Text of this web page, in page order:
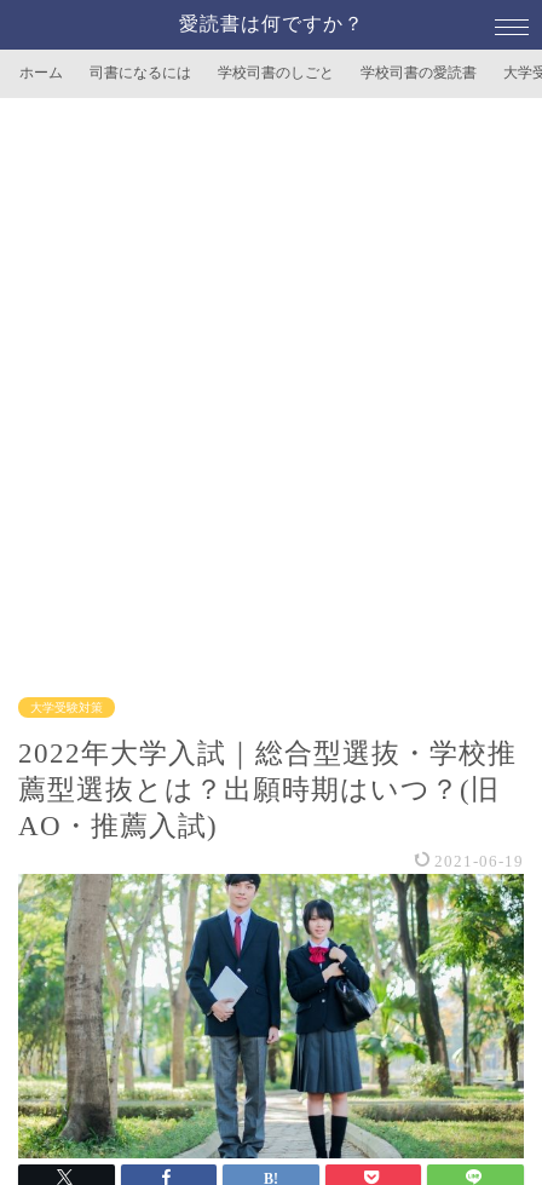
愛読書は何ですか？
ホーム 司書になるには 学校司書のしごと 学校司書の愛読書 大学
大学受験対策
2022年大学入試｜総合型選抜・学校推
薦型選抜とは？出願時期はいつ？(旧
AO・推薦入試)
2021-06-19